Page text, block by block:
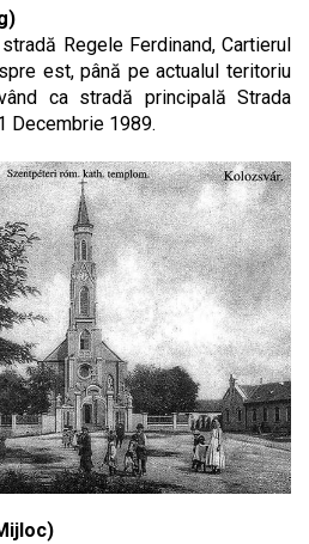
Regele Ferdinand, Cartierul
est, până pe actualul teritoriu
ca stradă principală Strada
Decembrie 1989.